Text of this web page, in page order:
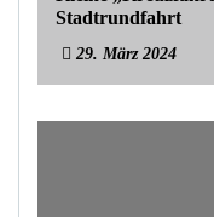
Stadtrundfahrt
29. März 2024